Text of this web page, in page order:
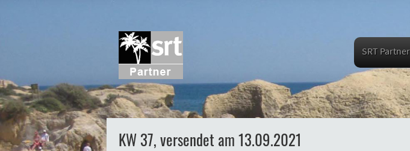
SRT Partner
KW 37, versendet am 13.09.2021